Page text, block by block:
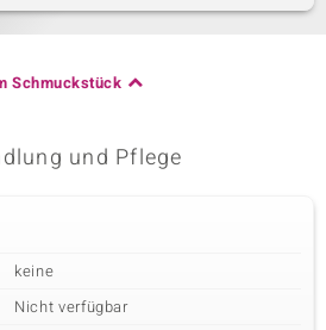
Schmuckstück
und Pflege
keine
Nicht verfügbar